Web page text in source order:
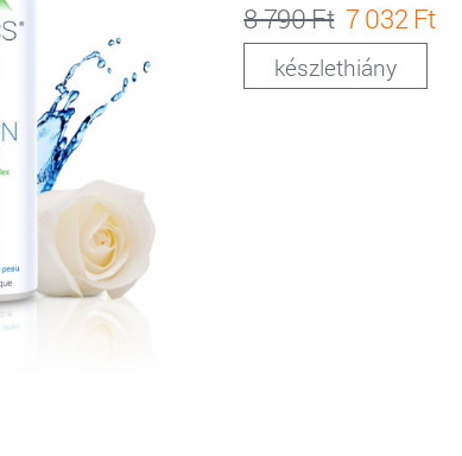
8 790 Ft 7 032 Ft
készlethiány